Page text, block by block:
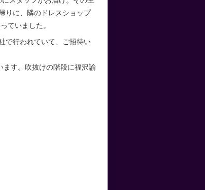
りに、隣のドレスショップ
ていました。
で行われていて、ご招待い
ます。吹抜けの階段に福沢諭